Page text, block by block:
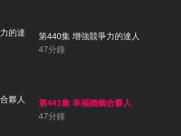
第440集 增強競爭力的達人
47分鐘
第441集 幸福婚姻合夥人
47分鐘